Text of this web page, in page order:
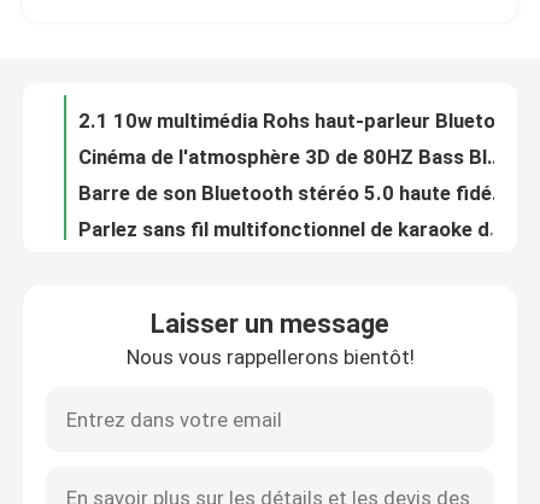
Contrôle de la qualité
Nous contacter
Les affaires
Demandez un devis
Clavier et souris d'ordinateur de câble
Parlez sans fil multifonctionnel de karaoke de la famille 30W avec l'enregistreur de Mic
U-disque à la maison sans fil FM de TF de système de haut-parleurs de haut-parleur de haute fidélité portatif de 5W Bluetooth aux.
protocole sans fil A2DP de haut-parleur de musique de haut-parleur de Bluetooth du lecteur mp3 5V
Laisser un message
Nous vous rappellerons bientôt!